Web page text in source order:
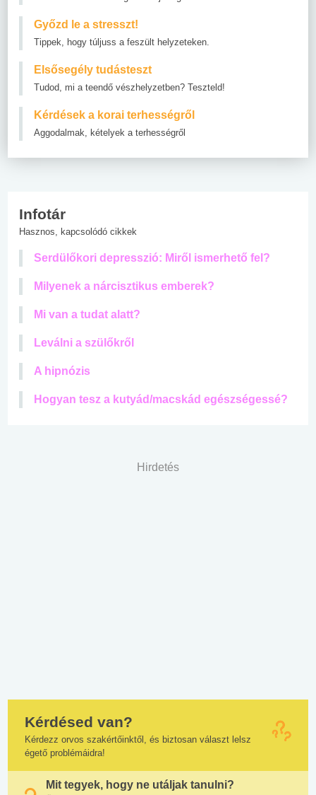
Győzd le a stresszt!
Tippek, hogy túljuss a feszült helyzeteken.
Elsősegély tudásteszt
Tudod, mi a teendő vészhelyzetben? Teszteld!
Kérdések a korai terhességről
Aggodalmak, kételyek a terhességről
Infotár
Hasznos, kapcsolódó cikkek
Serdülőkori depresszió: Miről ismerhető fel?
Milyenek a nárcisztikus emberek?
Mi van a tudat alatt?
Leválni a szülőkről
A hipnózis
Hogyan tesz a kutyád/macskád egészségessé?
Hirdetés
Kérdésed van?
Kérdezz orvos szakértőinktől, és biztosan választ lelsz
égető problémáidra!
Mit tegyek, hogy ne utáljak tanulni?